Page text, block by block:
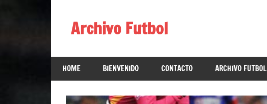
contentArchivo Futbol
Mejor
de
América
de
HOME BIENVENIDO CONTACTO ARCHIVO FUTBOL